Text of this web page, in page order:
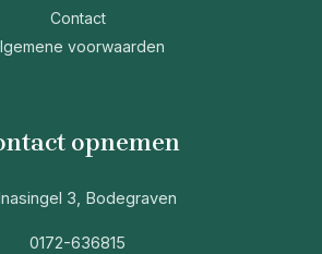
Contact
voorwaarden
opnemen
3, Bodegraven
0172-636815